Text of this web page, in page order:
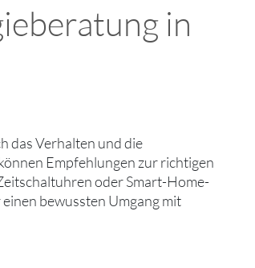
in
das Verhalten und die
Empfehlungen zur richtigen
oder Smart-Home-
bewussten Umgang mit